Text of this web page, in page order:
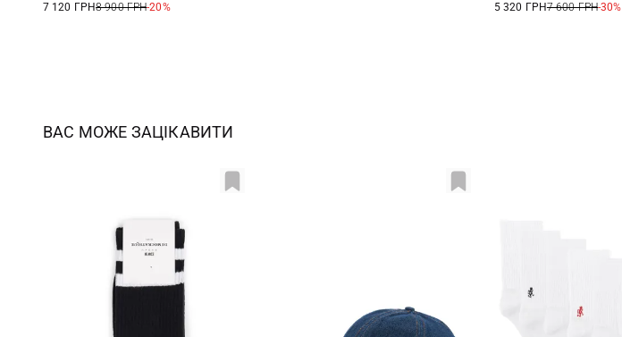
7 120 ГРН8 900 ГРН-20%
5 320 ГРН7 600 ГРН-30%
ВАС МОЖЕ ЗАЦІКАВИТИ